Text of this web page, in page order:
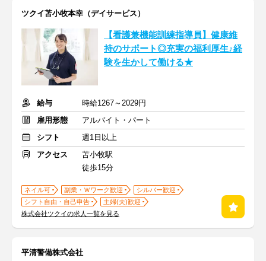
ツクイ苫小牧本幸（デイサービス）
【看護兼機能訓練指導員】健康維
持のサポート◎充実の福利厚生♪経
験を生かして働ける★
給与
時給1267～2029円
雇用形態
アルバイト・パート
シフト
週1日以上
アクセス
苫小牧駅
徒歩15分
ネイル可 副業・Ｗワーク歓迎
シルバー歓迎
シフト自由・自己申告
主婦(夫)歓迎
株式会社ツクイの求人一覧を見る
平清警備株式会社